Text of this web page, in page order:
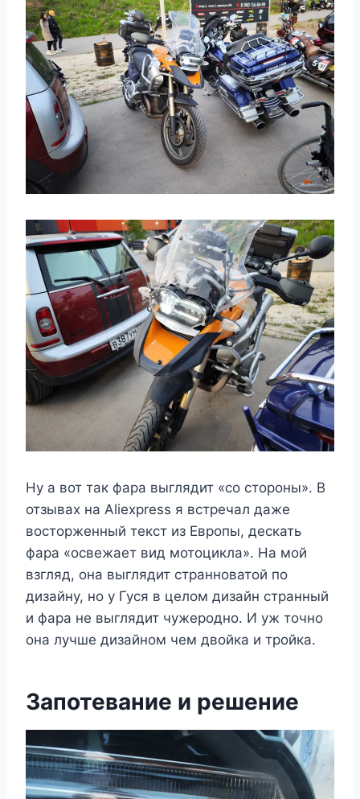
Ну а вот так фара выглядит «со стороны». В
отзывах на Aliexpress я встречал даже
восторженный текст из Европы, дескать
фара «освежает вид мотоцикла». На мой
взгляд, она выглядит странноватой по
дизайну, но у Гуся в целом дизайн странный
и фара не выглядит чужеродно. И уж точно
она лучше дизайном чем двойка и тройка.
Запотевание и решение